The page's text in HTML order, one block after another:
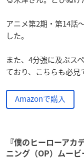
アニメ第2期・第14話
した。
また、4分強に及ぶス
ており、こちらも必見
Amazonで購入
『僕のヒーローアカ
ニング（OP）ムー